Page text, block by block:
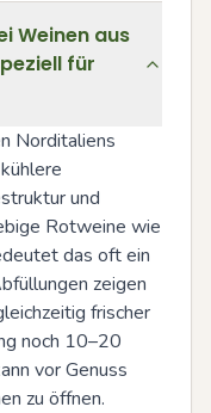
Weinen aus
für
Norditaliens
und
Rotweine wie
das oft ein
zeigen
frischer
noch 10–20
vor Genuss
zu öffnen.